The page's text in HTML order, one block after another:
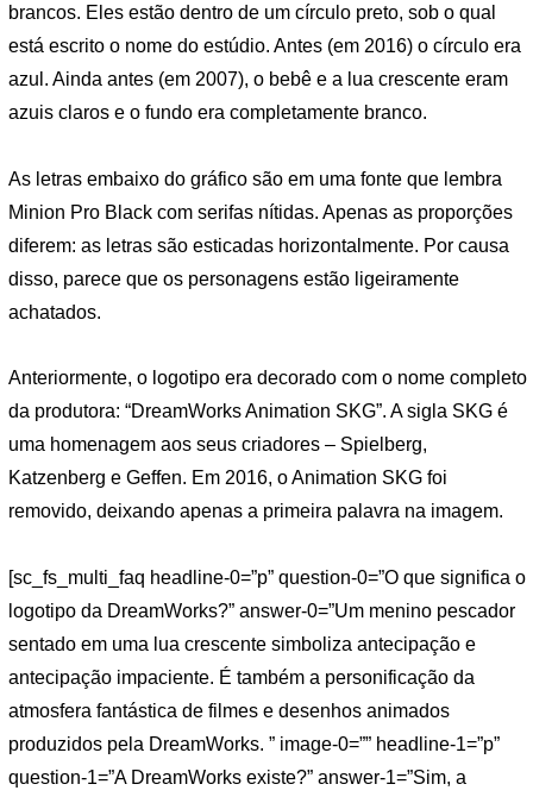
brancos. Eles estão dentro de um círculo preto, sob o qual
está escrito o nome do estúdio. Antes (em 2016) o círculo era
azul. Ainda antes (em 2007), o bebê e a lua crescente eram
azuis claros e o fundo era completamente branco.
As letras embaixo do gráfico são em uma fonte que lembra
Minion Pro Black com serifas nítidas. Apenas as proporções
diferem: as letras são esticadas horizontalmente. Por causa
disso, parece que os personagens estão ligeiramente
achatados.
Anteriormente, o logotipo era decorado com o nome completo
da produtora: “DreamWorks Animation SKG”. A sigla SKG é
uma homenagem aos seus criadores – Spielberg,
Katzenberg e Geffen. Em 2016, o Animation SKG foi
removido, deixando apenas a primeira palavra na imagem.
[sc_fs_multi_faq headline-0=”p” question-0=”O que significa o
logotipo da DreamWorks?” answer-0=”Um menino pescador
sentado em uma lua crescente simboliza antecipação e
antecipação impaciente. É também a personificação da
atmosfera fantástica de filmes e desenhos animados
produzidos pela DreamWorks. ” image-0=”” headline-1=”p”
question-1=”A DreamWorks existe?” answer-1=”Sim, a